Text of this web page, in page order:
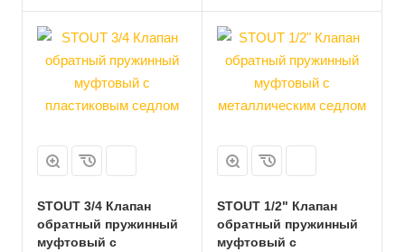
STOUT 3/4 Клапан
обратный пружинный
муфтовый с
STOUT 1/2" Клапан
обратный пружинный
муфтовый с